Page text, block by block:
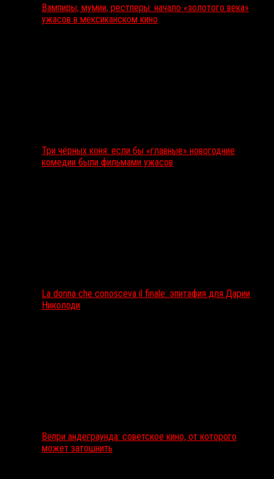
Вампиры, мумии, рестлеры: начало «золотого века»
ужасов в мексиканском кино
Три чёрных коня: если бы «главные» новогодние
комедии были фильмами ужасов
La donna che conosceva il finale: эпитафия для Дарии
Николоди
Вепри андеграунда: советское кино, от которого
может затошнить